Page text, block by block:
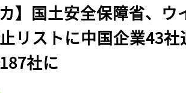
カ】国土安全保障省、ウ
リストに中国企業43社
社に